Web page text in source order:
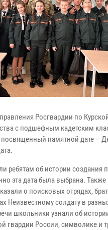
Росгвардии по
с подшефным кадетским
посвященный памятной дате –
ребятам об истории создания
эта дата была выбрана. Также
о поисковых отрядах,
Неизвестному солдату в
школьники узнали об
гвардии России, символике и